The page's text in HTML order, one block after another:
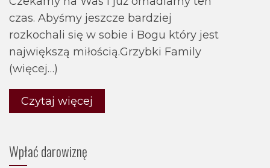
czas. Abyśmy jeszcze bardziej
rozkochali się w sobie i Bogu który jest
największą miłością.Grzybki Family
(więcej…)
Czytaj więcej
Wpłać darowiznę